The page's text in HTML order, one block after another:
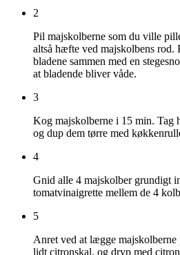
2
Pil majskolberne som du ville
altså hæfte ved majskolbens rod.
bladene sammen med en
at bladende bliver våde.
3
Kog majskolberne i 15 min. Tag
og dup dem tørre med
4
Gnid alle 4 majskolber grundigt
tomatvinaigrette mellem de 4
5
Anret ved at lægge
lidt citronskal, og dryp med